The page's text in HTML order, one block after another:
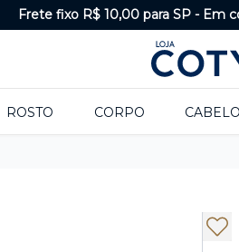
Frete fixo R$ 10,00 para SP - Em
ROSTO CORPO CABELO